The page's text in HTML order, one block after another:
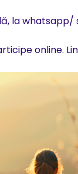
la whatsapp/
online.